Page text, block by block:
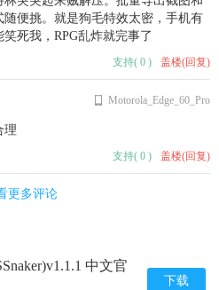
便挑。就是狗毛特效太密，手机有
死我，RPG乱炸就完事了
支持( 0 ) 盖楼(回复)
理
Motorola_Edge_60_Pro
支持( 0 ) 盖楼(回复)
更多评论
中文官
下载